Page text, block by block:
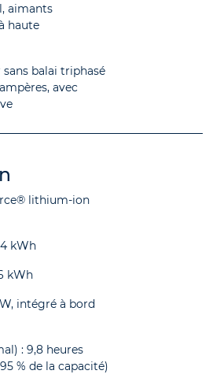
aimants
haute
balai triphasé
avec
lithium-ion
kWh
kWh
intégré à bord
: 9,8 heures
% de la capacité)